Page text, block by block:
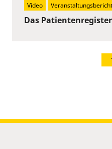
Das Patientenregister
Video